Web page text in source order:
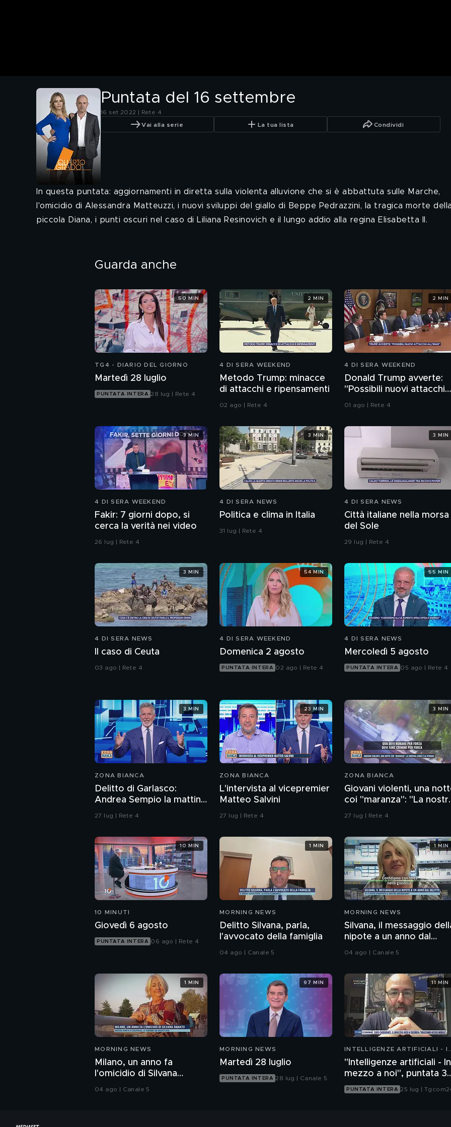
Puntata del 16 settembre
16 set 2022 | Rete 4
Vai alla serie La tua lista Condividi
In questa puntata: aggiornamenti in diretta sulla violenta alluvione che si è abbattuta sulle Marche,
l'omicidio di Alessandra Matteuzzi, i nuovi sviluppi del giallo di Beppe Pedrazzini, la tragica morte della
piccola Diana, i punti oscuri nel caso di Liliana Resinovich e il lungo addio alla regina Elisabetta II.
Guarda anche
TG4 - DIARIO DEL GIORNO
Martedì 28 luglio
PUNTATA INTERA 28 lug | Rete 4
50 MIN
4 DI SERA WEEKEND
Metodo Trump: minacce
di attacchi e ripensamenti
02 ago | Rete 4
2 MIN
4 DI SERA WEEKEND
Donald Trump avverte:
"Possibili nuovi attacchi
all'Iran"
01 ago | Rete 4
2 MIN
4 DI SERA WEEKEND
Fakir: 7 giorni dopo, si
cerca la verità nei video
26 lug | Rete 4
3 MIN
4 DI SERA NEWS
Politica e clima in Italia
31 lug | Rete 4
3 MIN
4 DI SERA NEWS
Città italiane nella morsa
del Sole
29 lug | Rete 4
3 MIN
4 DI SERA NEWS
Il caso di Ceuta
03 ago | Rete 4
3 MIN
4 DI SERA WEEKEND
Domenica 2 agosto
PUNTATA INTERA 02 ago | Rete 4
54 MIN
4 DI SERA NEWS
Mercoledì 5 agosto
PUNTATA INTERA 05 ago | Rete 4
55 MIN
ZONA BIANCA
Delitto di Garlasco:
Andrea Sempio la mattina
del delitto è stato in un
27 lug | Rete 4
3 MIN
ZONA BIANCA
L'intervista al vicepremier
Matteo Salvini
27 lug | Rete 4
23 MIN
ZONA BIANCA
Giovani violenti, una
coi "maranza": "La
legge è la strada"
27 lug | Rete 4
3 MIN
10 MINUTI
Giovedì 6 agosto
PUNTATA INTERA 06 ago | Rete 4
10 MIN
MORNING NEWS
Delitto Silvana, parla,
l'avvocato della famiglia
04 ago | Canale 5
1 MIN
MORNING NEWS
Silvana, il messaggio
nipote a un anno dal
delitto
04 ago | Canale 5
1 MIN
MORNING NEWS
Milano, un anno fa
l'omicidio di Silvana
Damato
04 ago | Canale 5
1 MIN
MORNING NEWS
Martedì 28 luglio
PUNTATA INTERA 28 lug | Canale 5
97 MIN
INTELLIGENZE ARTIFICIALI - IN
"Intelligenze artificiali - In
mezzo a noi", puntata
il progetto Glasswing
PUNTATA INTERA 25 lug |
11 MIN